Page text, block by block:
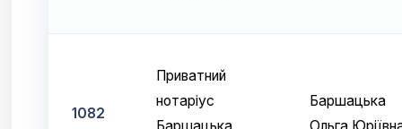
1082
Приватний
нотаріус
Баршацька